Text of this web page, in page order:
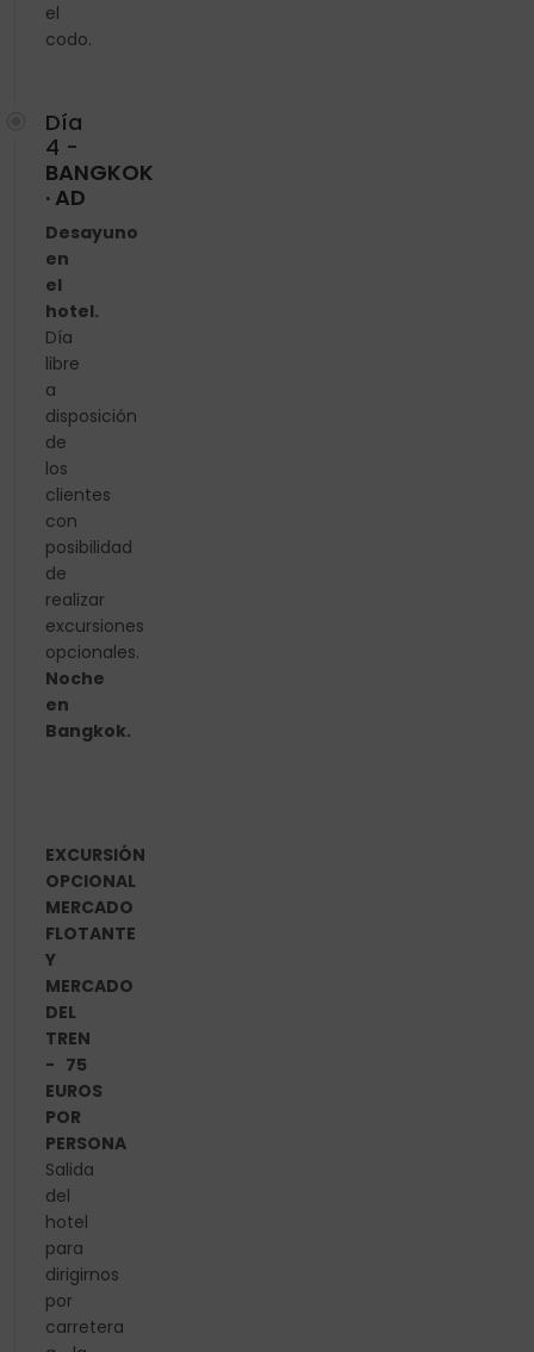
el
codo.
Día
4 -
BANGKOK
· AD
Desayuno
en
el
hotel.
Día
libre
a
disposición
de
los
clientes
con
posibilidad
de
realizar
excursiones
opcionales.
Noche
en
Bangkok.
EXCURSIÓN
OPCIONAL
MERCADO
FLOTANTE
Y
MERCADO
DEL
TREN
- 75
EUROS
POR
PERSONA
Salida
del
hotel
para
dirigirnos
por
carretera